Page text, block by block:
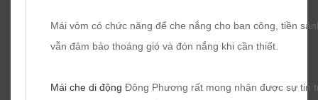
Mái vòm có chức năng để che nắng cho ban công, tiền
vẫn đảm bảo thoáng gió và đón nắng khi cần thiết.
Mái che di động Đông Phương rất mong nhận được sự tin